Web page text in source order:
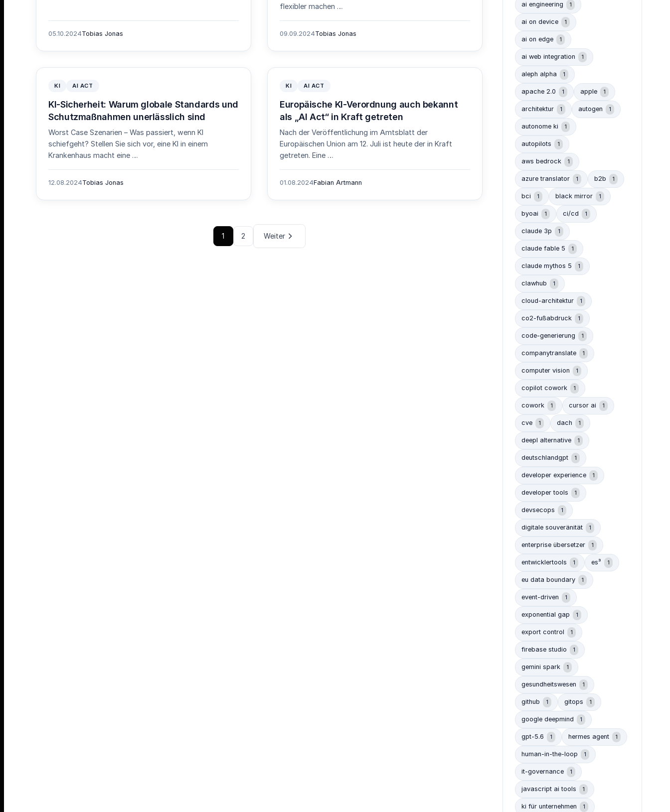
05.10.2024Tobias Jonas
flexibler machen …
09.09.2024Tobias Jonas
KI AI ACT
KI-Sicherheit: Warum globale Standards und
Schutzmaßnahmen unerlässlich sind
Worst Case Szenarien – Was passiert, wenn KI
schiefgeht? Stellen Sie sich vor, eine KI in einem
Krankenhaus macht eine …
12.08.2024Tobias Jonas
KI AI ACT
Europäische KI-Verordnung auch bekannt
als „AI Act“ in Kraft getreten
Nach der Veröffentlichung im Amtsblatt der
Europäischen Union am 12. Juli ist heute der in Kraft
getreten. Eine …
01.08.2024Fabian Artmann
1 2 Weiter
ai engineering 1
ai on device 1
ai on edge 1
ai web integration 1
aleph alpha 1
apache 2.0 1 apple 1
architektur 1 autogen 1
autonome ki 1
autopilots 1
aws bedrock 1
azure translator 1 b2b 1
bci 1 black mirror 1
byoai 1 ci/cd 1
claude 3p 1
claude fable 5 1
claude mythos 5 1
clawhub 1
cloud-architektur 1
co2-fußabdruck 1
code-generierung 1
companytranslate 1
computer vision 1
copilot cowork 1
cowork 1 cursor ai 1
cve 1 dach 1
deepl alternative 1
deutschlandgpt 1
developer experience 1
developer tools 1
devsecops 1
digitale souveränität 1
enterprise übersetzer 1
entwicklertools 1 es³ 1
eu data boundary 1
event-driven 1
exponential gap 1
export control 1
firebase studio 1
gemini spark 1
gesundheitswesen 1
github 1 gitops 1
google deepmind 1
gpt-5.6 1 hermes agent 1
human-in-the-loop 1
it-governance 1
javascript ai tools 1
ki für unternehmen 1